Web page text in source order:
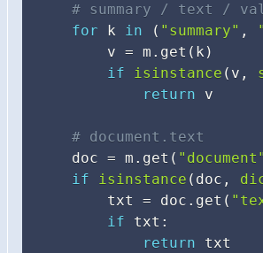
# summary / text /
for k in ( "summary" ,
        v
= m . get ( k )
if
isinstance ( v ,
return v
# document.text
    doc
= m . get ( "document"
if
isinstance ( doc ,
        txt
= doc . get (
if txt :
return txt